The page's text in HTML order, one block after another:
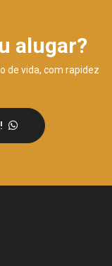
alugar?
de vida, com rapidez